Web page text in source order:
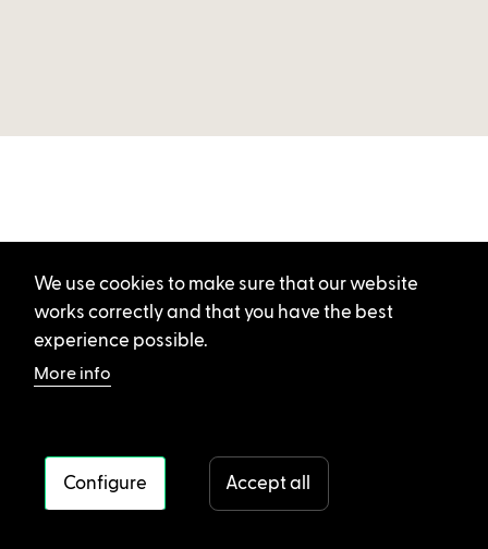
We use cookies to make sure that our website
works correctly and that you have the best
experience possible.
More info
Configure Accept all